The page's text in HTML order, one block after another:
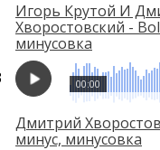
Игорь Крутой И
Хворостовский -
минусовка
00:00
Дмитрий
минус, минусовка